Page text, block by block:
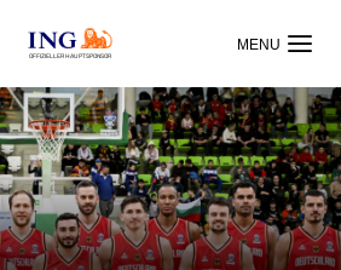
OFFIZIELLER HAUPTSPONSOR